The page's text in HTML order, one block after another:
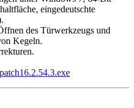
eingedeutschte
des Türwerkzeugs und
Kegeln.